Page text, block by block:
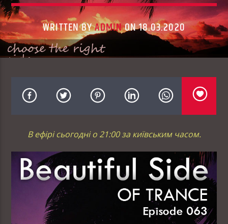
WRITTEN BYADMINON 18.03.2020
В ефірі сьогодні о 21:00 за київським часом.